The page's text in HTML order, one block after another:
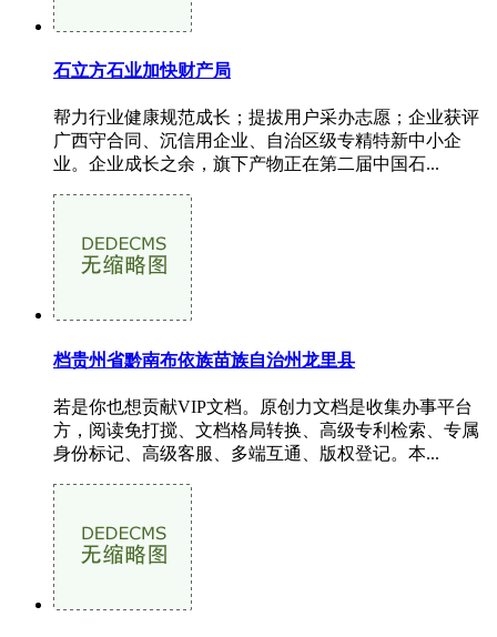
石立方石业加快财产局
帮力行业健康规范成长；提拔用户采办志愿；企业获评
广西守合同、沉信用企业、自治区级专精特新中小企
业。企业成长之余，旗下产物正在第二届中国石...
档贵州省黔南布依族苗族自治州龙里县
若是你也想贡献VIP文档。原创力文档是收集办事平台
方，阅读免打搅、文档格局转换、高级专利检索、专属
身份标记、高级客服、多端互通、版权登记。本...